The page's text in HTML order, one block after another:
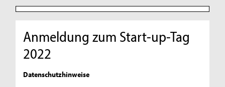
Anmeldung zum Start-up-Tag
2022
Datenschutzhinweise